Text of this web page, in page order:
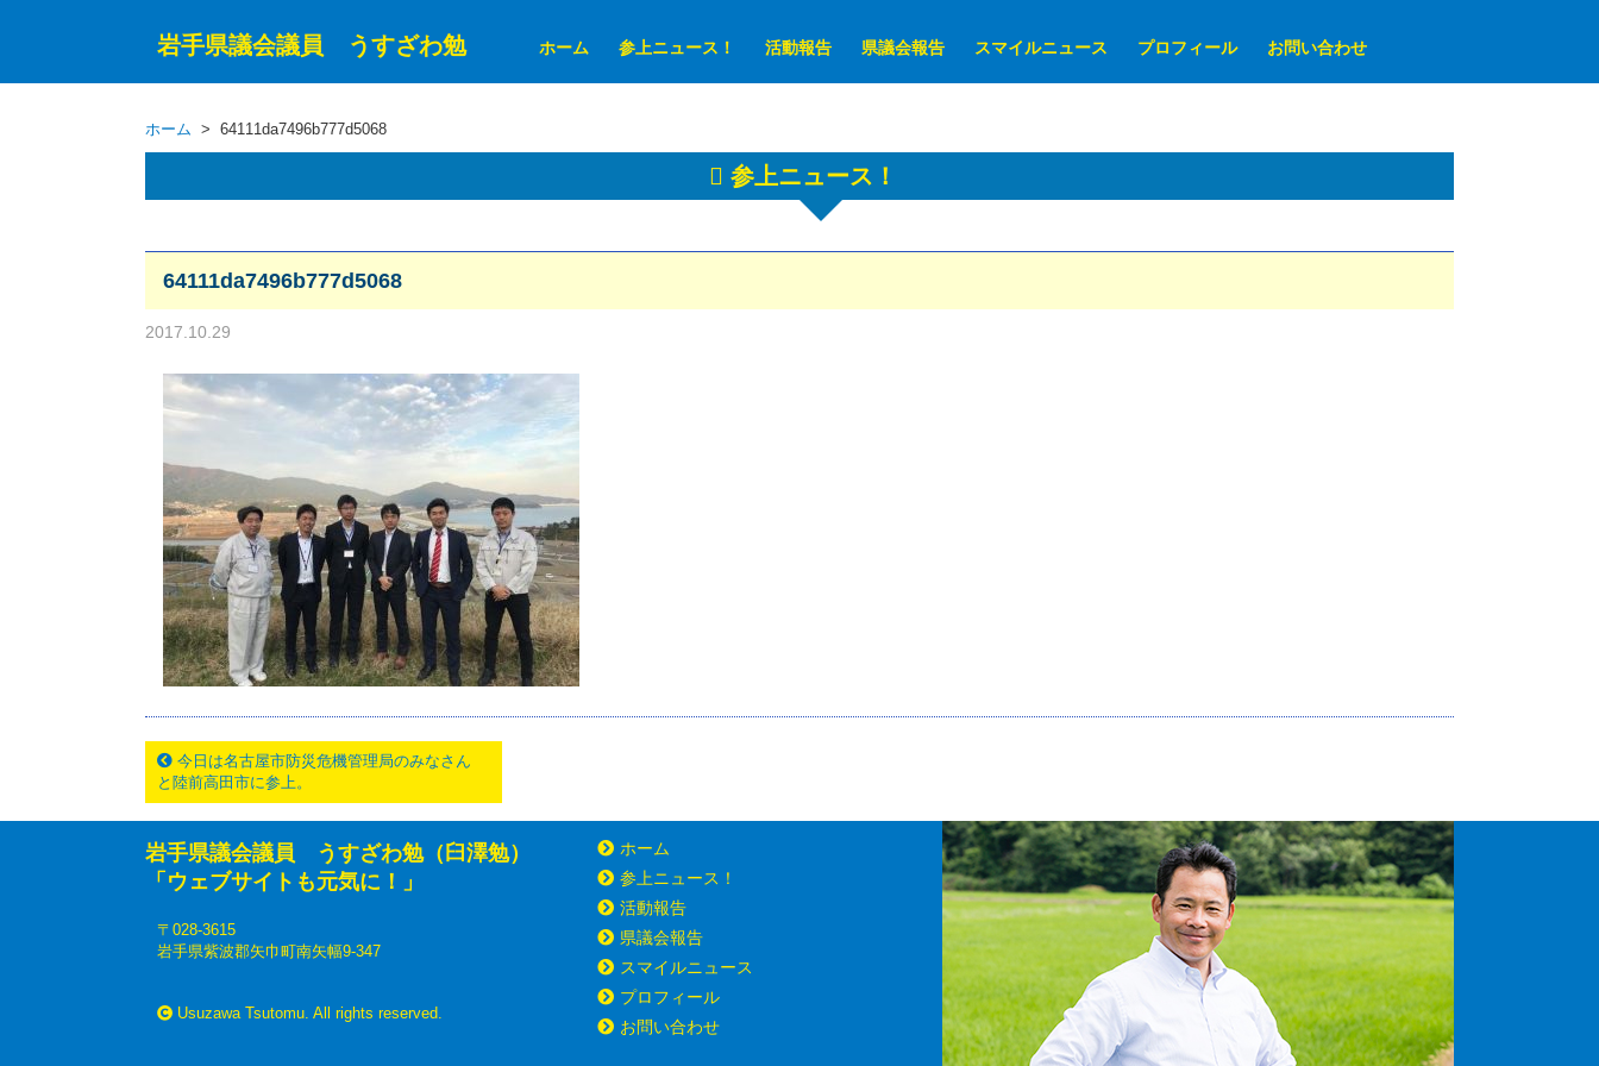
岩手県議会議員 うすざわ勉 ホーム 参上ニュース！ 活動報告 県議会報告 スマイルニュース プロフィール お問い合わせ
ホーム > 64111da7496b777d5068
参上ニュース！
64111da7496b777d5068
2017.10.29
今日は名古屋市防災危機管理局のみなさん
と陸前高田市に参上。
岩手県議会議員 うすざわ勉（臼澤勉）
「ウェブサイトも元気に！」
〒028-3615
岩手県紫波郡矢巾町南矢幅9-347
Usuzawa Tsutomu. All rights reserved.
ホーム
参上ニュース！
活動報告
県議会報告
スマイルニュース
プロフィール
お問い合わせ